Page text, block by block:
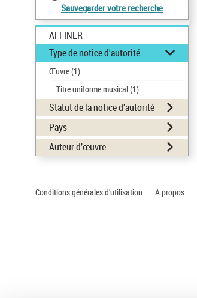
Sauvegarder votre recherche
AFFINER
Type de notice d'autorité
Œuvre(1)
Titre uniforme musical(1)
Statut de la notice d’autorité
Pays
Auteur d’œuvre
Conditions générales d'utilisation | A propos |